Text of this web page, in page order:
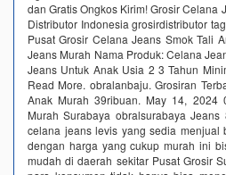
dan Gratis Ongkos Kirim! Grosir Celana
Distributor Indonesia grosirdistributor
Pusat Grosir Celana Jeans Smok Tali
Jeans Murah Nama Produk: Celana
Jeans Untuk Anak Usia 2 3 Tahun
Read More. obralanbaju. Grosiran
Anak Murah 39ribuan. May 14, 2024
Murah Surabaya obralsurabaya
celana jeans levis yang sedia menjual
dengan harga yang cukup murah ini
mudah di daerah sekitar Pusat Grosir